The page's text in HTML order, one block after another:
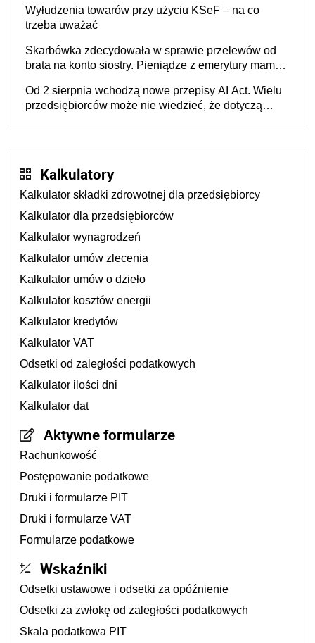
Wyłudzenia towarów przy użyciu KSeF – na co
trzeba uważać
Skarbówka zdecydowała w sprawie przelewów od
brata na konto siostry. Pieniądze z emerytury mamy
będzie
Od 2 sierpnia wchodzą nowe przepisy AI Act. Wielu
przedsiębiorców może nie wiedzieć, że dotyczą
Kalkulatory
Kalkulator składki zdrowotnej dla przedsiębiorcy
Kalkulator dla przedsiębiorców
Kalkulator wynagrodzeń
Kalkulator umów zlecenia
Kalkulator umów o dzieło
Kalkulator kosztów energii
Kalkulator kredytów
Kalkulator VAT
Odsetki od zaległości podatkowych
Kalkulator ilości dni
Kalkulator dat
Aktywne formularze
Rachunkowość
Postępowanie podatkowe
Druki i formularze PIT
Druki i formularze VAT
Formularze podatkowe
Wskaźniki
Odsetki ustawowe i odsetki za opóźnienie
Odsetki za zwłokę od zaległości podatkowych
Skala podatkowa PIT